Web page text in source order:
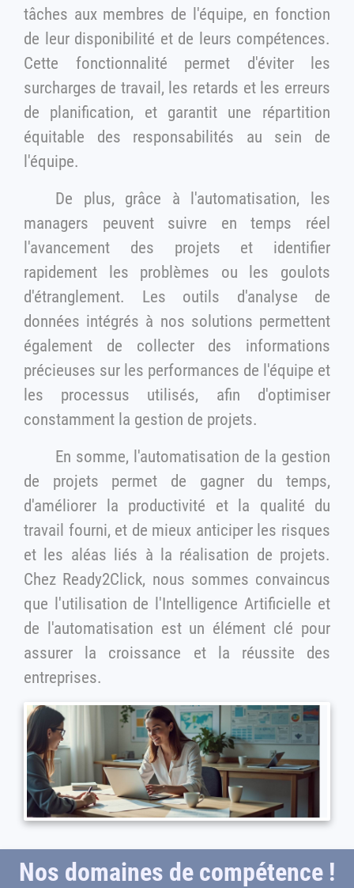
tâches aux membres de l'équipe, en fonction
de leur disponibilité et de leurs compétences.
Cette fonctionnalité permet d'éviter les
surcharges de travail, les retards et les erreurs
de planification, et garantit une répartition
équitable des responsabilités au sein de
l'équipe.
De plus, grâce à l'automatisation, les
managers peuvent suivre en temps réel
l'avancement des projets et identifier
rapidement les problèmes ou les goulots
d'étranglement. Les outils d'analyse de
données intégrés à nos solutions permettent
également de collecter des informations
précieuses sur les performances de l'équipe et
les processus utilisés, afin d'optimiser
constamment la gestion de projets.
En somme, l'automatisation de la gestion
de projets permet de gagner du temps,
d'améliorer la productivité et la qualité du
travail fourni, et de mieux anticiper les risques
et les aléas liés à la réalisation de projets.
Chez Ready2Click, nous sommes convaincus
que l'utilisation de l'Intelligence Artificielle et
de l'automatisation est un élément clé pour
assurer la croissance et la réussite des
entreprises.
Nos domaines de compétence !